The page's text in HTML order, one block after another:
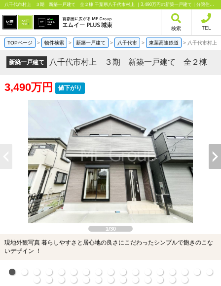
八千代市村上 ３期 新築一戸建て 全２棟 千葉県八千代市村上 ｜3,490万円の新築一戸建て｜分譲住宅や新築物件｜エムイーPLUS城東株式会社
検索 TEL
TOPページ > 物件検索 > 新築一戸建て > 八千代市 > 東葉高速鉄道 > 八千代市村
新築一戸建て 八千代市村上 ３期 新築一戸建て 全２棟
3,490万円 値下がり
1/30
現地外観写真 暮らしやすさと居心地の良さにこだわったシンプルで飽きのこな
いデザイン ！